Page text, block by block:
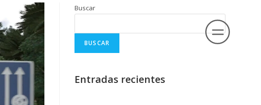
Buscar
BUSCAR
Entradas recientes